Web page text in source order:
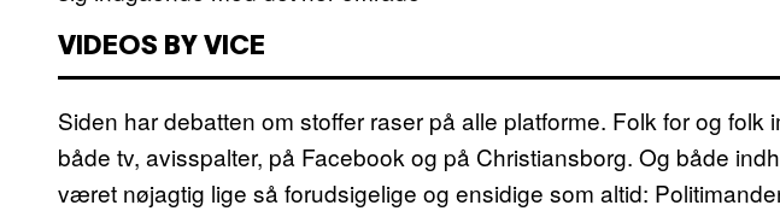
VIDEOS BY VICE
Siden har debatten om stoffer raser på alle platforme. Folk for og
både tv, avisspalter, på Facebook og på Christiansborg. Og både
været nøjagtig lige så forudsigelige og ensidige som altid: